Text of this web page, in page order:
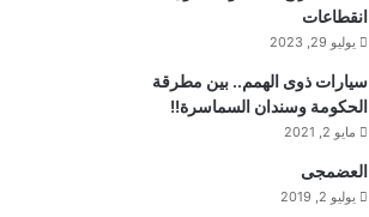
انقطاعات
يوليو 29, 2023
سيارات ذوى الهمم.. بين مطرقة
الحكومة وسندان السماسرة!!
مايو 2, 2021
العضمجى
يوليو 2, 2019